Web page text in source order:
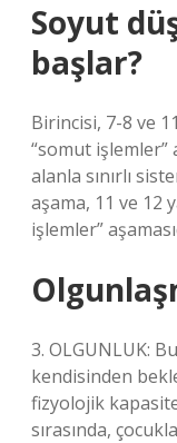
Soyut
başlar?
Birincisi, 7-8 ve
“somut işlemler”
alanla sınırlı
aşama, 11 ve 12
işlemler”
3. OLGUNLUK:
kendisinden
fizyolojik
sırasında,